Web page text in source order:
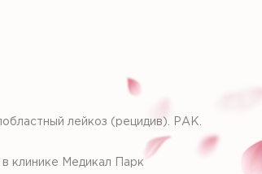
лейкоз (рецидив). РАК.
клинике Медикал Парк